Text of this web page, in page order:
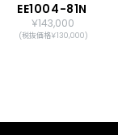
EE1004-81N
￥143,000
(税抜価格￥130,000)